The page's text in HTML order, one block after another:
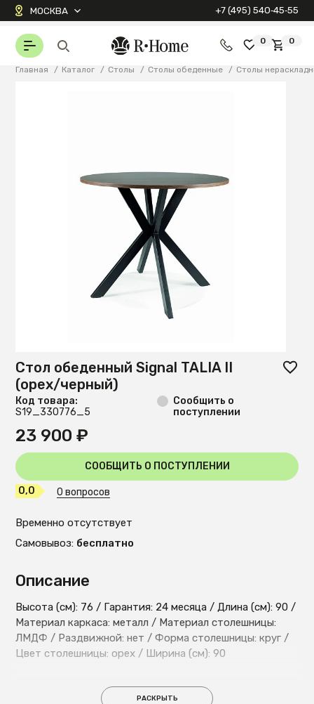
МОСКВА +7 (495) 540‑45‑55
0 0
Главная / Каталог / Столы / Столы обеденные / Столы
Описание
Высота (см): 76 / Гарантия: 24 месяца / Длина (см): 90 /
Материал каркаса: металл / Материал столешницы:
ЛМДФ / Раздвижной: нет / Форма столешницы: круг /
Цвет столешницы: орех / Ширина (см): 90
РАСКРЫТЬ
Стол обеденный Signal TALIA II
(орех/черный)
Код товара:
S19_330776_5
Сообщить о
поступлении
23 900 ₽
СООБЩИТЬ О ПОСТУПЛЕНИИ
0,0 0 вопросов
Временно отсутствует
Самовывоз: бесплатно